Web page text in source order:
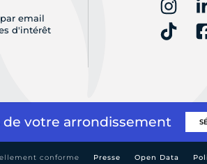
email
d'intérêt
de votre arrondissement
conforme Presse Open Data